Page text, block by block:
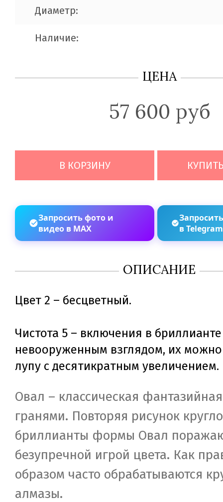
Диаметр:
Наличие:
ЦЕНА
57 600 руб
В КОРЗИНУ
Запросить фото и
видео в MAX
в
ОПИСАНИЕ
Цвет 2 – бесцветный.
Чистота 5 – включения в
невооруженным взглядом, их можно
лупу с десятикратным увеличением.
Овал – классическая
гранями. Повторяя рисунок
бриллианты формы Овал
безупречной игрой цвета. Как
образом часто обрабатываются
алмазы.